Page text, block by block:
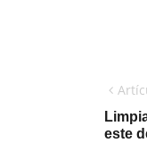
este